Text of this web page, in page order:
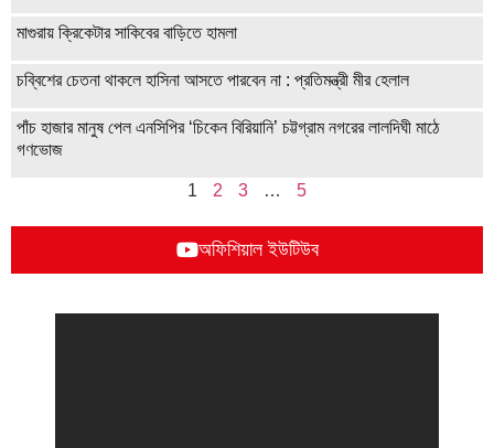
মাগুরায় ক্রিকেটার সাকিবের বাড়িতে হামলা
চব্বিশের চেতনা থাকলে হাসিনা আসতে পারবেন না : প্রতিমন্ত্রী মীর হেলাল
পাঁচ হাজার মানুষ পেল এনসিপির ‘চিকেন বিরিয়ানি’ চট্টগ্রাম নগরের লালদিঘী মাঠে
গণভোজ
1 2 3 … 5
অফিশিয়াল ইউটিউব